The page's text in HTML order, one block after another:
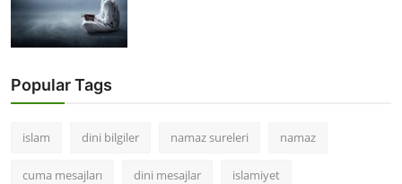
Popular Tags
islam dini bilgiler namaz sureleri namaz
cuma mesajları dini mesajlar islamiyet